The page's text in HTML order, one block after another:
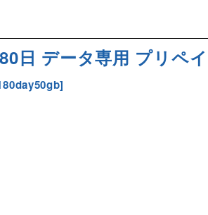
日 データ専用 プリペ
]